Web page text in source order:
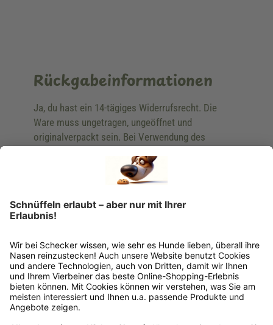
Rückgabeinformationen
Ja, du hast ein 14-tägiges Widerrufsrecht. Die
Ware muss ungetragen, ungeöffnet und
originalverpackt sein. Bei Verwendung des
Rücksendung?
Bitte fülle das Rücksendeformular aus. Dieses
findest du online. Verpacke die Artikel
anschließend sicher und klebe das
Rücksendeetikett auf das Paket. Dieses kannst du
dir in deinem Kundenkonto anfordern. Hast du als